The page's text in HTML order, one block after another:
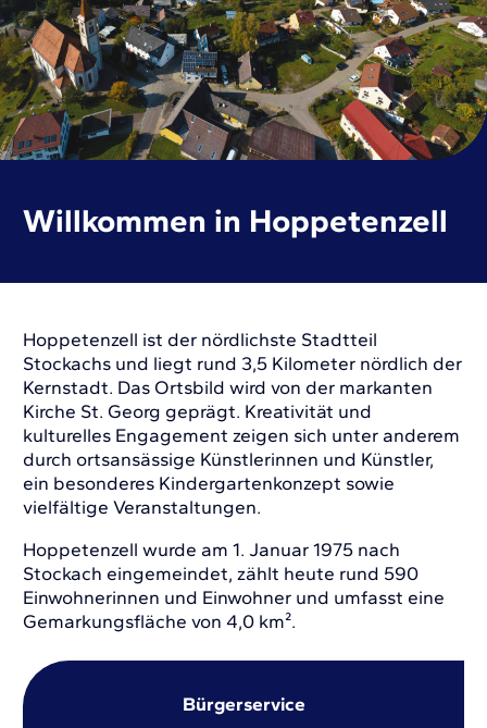
Willkommen in Hoppetenzell
Hoppetenzell ist der nördlichste Stadtteil
Stockachs und liegt rund 3,5 Kilometer nördlich der
Kernstadt. Das Ortsbild wird von der markanten
Kirche St. Georg geprägt. Kreativität und
kulturelles Engagement zeigen sich unter anderem
durch ortsansässige Künstlerinnen und Künstler,
ein besonderes Kindergartenkonzept sowie
vielfältige Veranstaltungen.
Hoppetenzell wurde am 1. Januar 1975 nach
Stockach eingemeindet, zählt heute rund 590
Einwohnerinnen und Einwohner und umfasst eine
Gemarkungsfläche von 4,0 km².
Bürgerservice